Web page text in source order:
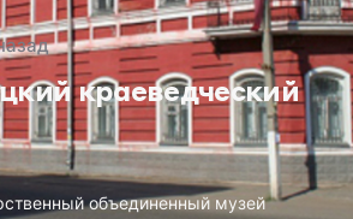
краеведческий
объединенный музей